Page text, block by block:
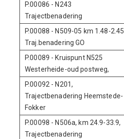
P.00086 - N243
Trajectbenadering
P.00088 - N509-05 km 1.48-2.45
Traj.benadering GO
P.00089 - Kruispunt N525
Westerheide-oud postweg,
P.00092 - N201,
Trajectbenadering Heemstede-
Fokker
P.00098 - N506a, km 24.9-33.9,
Trajectbenadering